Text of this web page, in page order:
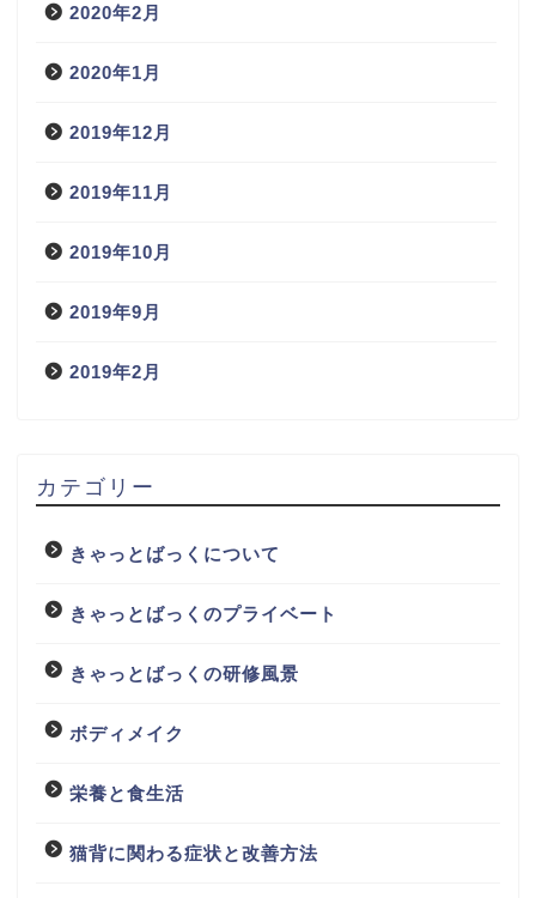
2020年2月
2020年1月
2019年12月
2019年11月
2019年10月
2019年9月
2019年2月
カテゴリー
きゃっとばっくについて
きゃっとばっくのプライベート
きゃっとばっくの研修風景
ボディメイク
栄養と食生活
猫背に関わる症状と改善方法